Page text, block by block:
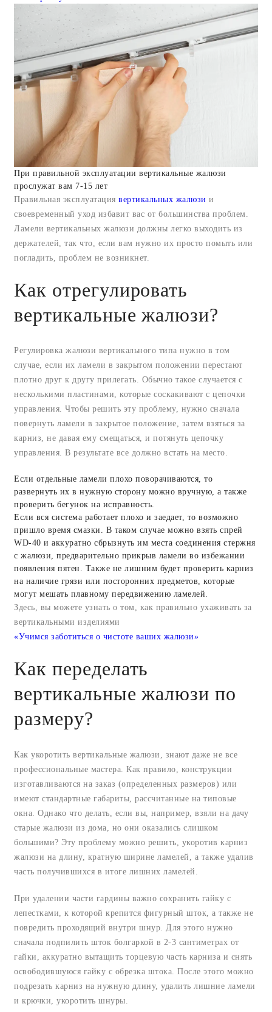
При правильной эксплуатации вертикальные жалюзи
прослужат вам 7-15 лет
Правильная эксплуатация вертикальных жалюзи и
своевременный уход избавит вас от большинства проблем.
Ламели вертикальных жалюзи должны легко выходить из
держателей, так что, если вам нужно их просто помыть или
погладить, проблем не возникнет.
Как отрегулировать
вертикальные жалюзи?
Регулировка жалюзи вертикального типа нужно в том
случае, если их ламели в закрытом положении перестают
плотно друг к другу прилегать. Обычно такое случается с
несколькими пластинами, которые соскакивают с цепочки
управления. Чтобы решить эту проблему, нужно сначала
повернуть ламели в закрытое положение, затем взяться за
карниз, не давая ему смещаться, и потянуть цепочку
управления. В результате все должно встать на место.
Если отдельные ламели плохо поворачиваются, то
развернуть их в нужную сторону можно вручную, а также
проверить бегунок на исправность.
Если вся система работает плохо и заедает, то возможно
пришло время смазки. В таком случае можно взять спрей
WD-40 и аккуратно сбрызнуть им места соединения стержня
с жалюзи, предварительно прикрыв ламели во избежании
появления пятен. Также не лишним будет проверить карниз
на наличие грязи или посторонних предметов, которые
могут мешать плавному передвижению ламелей.
Здесь, вы можете узнать о том, как правильно ухаживать за
вертикальными изделиями
«Учимся заботиться о чистоте ваших жалюзи»
Как переделать
вертикальные жалюзи по
размеру?
Как укоротить вертикальные жалюзи, знают даже не все
профессиональные мастера. Как правило, конструкции
изготавливаются на заказ (определенных размеров) или
имеют стандартные габариты, рассчитанные на типовые
окна. Однако что делать, если вы, например, взяли на дачу
старые жалюзи из дома, но они оказались слишком
большими? Эту проблему можно решить, укоротив карниз
жалюзи на длину, кратную ширине ламелей, а также удалив
часть получившихся в итоге лишних ламелей.
При удалении части гардины важно сохранить гайку с
лепестками, к которой крепится фигурный шток, а также не
повредить проходящий внутри шнур. Для этого нужно
сначала подпилить шток болгаркой в 2-3 сантиметрах от
гайки, аккуратно вытащить торцевую часть карниза и снять
освободившуюся гайку с обрезка штока. После этого можно
подрезать карниз на нужную длину, удалить лишние ламели
и крючки, укоротить шнуры.